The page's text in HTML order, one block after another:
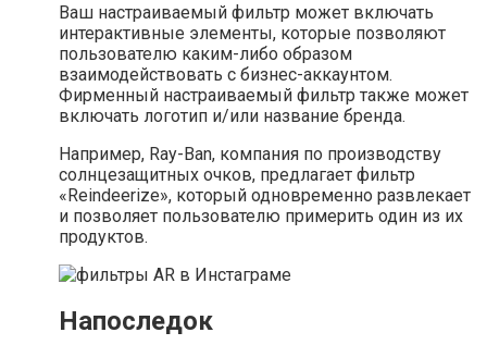
Ваш настраиваемый фильтр может включать
интерактивные элементы, которые позволяют
пользователю каким-либо образом
взаимодействовать с бизнес-аккаунтом.
Фирменный настраиваемый фильтр также может
включать логотип и/или название бренда.
Например, Ray-Ban, компания по производству
солнцезащитных очков, предлагает фильтр
«Reindeerize», который одновременно развлекает
и позволяет пользователю примерить один из их
продуктов.
Напоследок